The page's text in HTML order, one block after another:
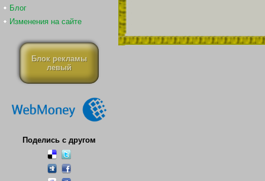
Блог
Изменения на сайте
Блок рекламы
левый
Поделись с другом
длиной в пять